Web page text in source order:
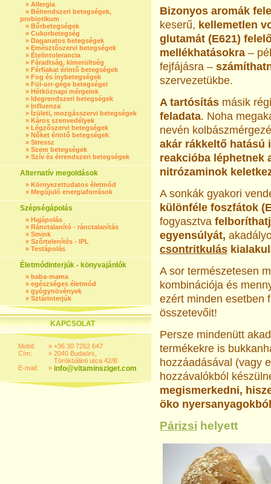
» Allergia
» Bélrendszeri betegségek,
probiotikum
» Bőrbetegségek
» Cukorbetegség
» Daganatos betegségek
» Emésztőszervi betegségek
» Ételintolerancia
» Fáradtság, kimerültség
» Férfiakat érintő betegségek
» Fog és ínybetegségek
» Fül-orr-gége betegségei
» Hétköznapi mérgeink
» Idegrendszeri betegségek
» Influenza
» Ízületi, mozgásszervi betegségek
» Káros szenvedélyek
» Légzőszervi betegségek
» Nőket érintő betegségek
» Stressz
» Szem betegségek
» Szív és érrendszeri betegségek
Alternatív megoldások
» Környezettudatos életmód
» Megújuló energiaforrások
Szépségápolás
» Hajápolás
» Ránctalanító - ránctalanítás
» Smink
» Szőrtelenítés - IPL
» Testápolás
Életmódinterjúk - könyvajánlók
» baba-mama
» egészséges életmód
» gyógynövények
» Sztárinterjúk
KAPCSOLAT
Mobil:
Cím:
E-mail:
»
»
»
+36 30 7262 647
2040 Budaörs,
Törökbálinti utca 42/B
info@vitaminsziget.com
Bizonyos aromák
keserű, kellemetlen
glutamát (E621)
mellékhatásokra –
fejfájásra –
szervezetükbe.
A tartósítás másik
feladata. Noha
nevén
akár rákkeltő hatású
reakcióba léphetnek
nitrózaminok
A sonkák gyakori
különféle foszfátok
fogyasztva
egyensúlyát,
csontritkulás
A sor természetesen
kombinációja és
ezért minden esetben
összetevőit!
Persze mindenütt
termékekre is
hozzáadásával (vagy
hozzávalókból
megismerkedni,
öko
Párizsi helyett